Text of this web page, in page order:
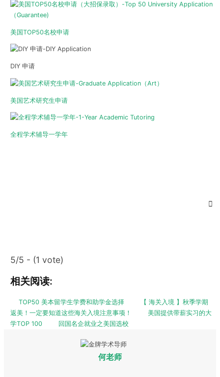
美国TOP50名校申请
DIY 申请
美国艺术研究生申请
全程学术辅导一学年
5/5 - (1 vote)
相关阅读:
TOP50 美本留学生学费和助学金选择
【 海关入境 】秋季学期
返美！一定要知道这些海关入境注意事项！
美国提供带薪实习的大
学TOP 100
回国名企就业之美国选校
何老师